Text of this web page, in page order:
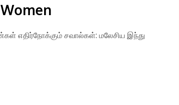
எதிர்நோக்கும் சவால்கள்: மலேசிய இந்து